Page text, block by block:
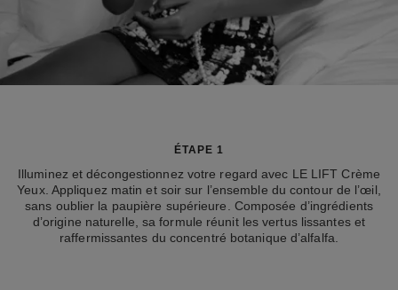
ÉTAPE 1
Illuminez et décongestionnez votre regard avec LE LIFT Crème
Yeux. Appliquez matin et soir sur l’ensemble du contour de l’œil,
sans oublier la paupière supérieure. Composée d’ingrédients
d’origine naturelle, sa formule réunit les vertus lissantes et
raffermissantes du concentré botanique d’alfalfa.